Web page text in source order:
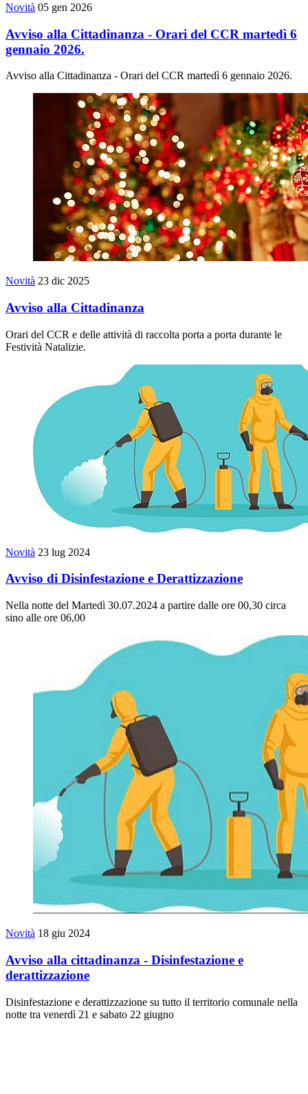
Novità 05 gen 2026
Avviso alla Cittadinanza - Orari del CCR martedì 6
gennaio 2026.
Avviso alla Cittadinanza - Orari del CCR martedì 6 gennaio 2026.
Novità 23 dic 2025
Avviso alla Cittadinanza
Orari del CCR e delle attività di raccolta porta a porta durante le
Festività Natalizie.
Novità 23 lug 2024
Avviso di Disinfestazione e Derattizzazione
Nella notte del Martedì 30.07.2024 a partire dalle ore 00,30 circa
sino alle ore 06,00
Novità 18 giu 2024
Avviso alla cittadinanza - Disinfestazione e
derattizzazione
Disinfestazione e derattizzazione su tutto il territorio comunale nella
notte tra venerdì 21 e sabato 22 giugno